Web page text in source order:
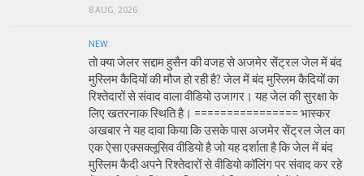
8 AUG, 2026
NEW
तो क्या जेलर सद्दाम हुसैन की वजह से अजमेर सेंट्रल जेल में बंद
मुस्लिम कैदियों की मौज हो रही है? जेल में बंद मुस्लिम कैदियों का
रिश्तेदारों से संवाद वाला वीडियो उजागर। यह जेल की सुरक्षा के
लिए खतरनाक स्थिति है। ================ भास्कर
अखबार ने यह दावा किया कि उसके पास अजमेर सेंट्रल जेल का
एक ऐसा एक्सक्लूसिव वीडियो है जो यह दर्शाता है कि जेल में बंद
मुस्लिम कैदी अपने रिश्तेदारों से वीडियो कॉलिंग पर संवाद कर रहे